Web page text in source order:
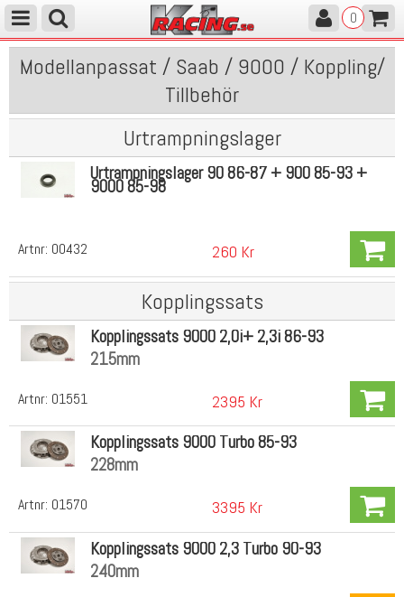
0
Modellanpassat / Saab / 9000 / Koppling/
Tillbehör
Urtrampningslager
Artnr: 00432
Urtrampningslager 90 86-87 + 900 85-93 +
9000 85-98
260 Kr
Kopplingssats
Artnr: 01551
Kopplingssats 9000 2,0i+ 2,3i 86-93
215mm
2395 Kr
Artnr: 01570
Kopplingssats 9000 Turbo 85-93
228mm
3395 Kr
Kopplingssats 9000 2,3 Turbo 90-93
240mm